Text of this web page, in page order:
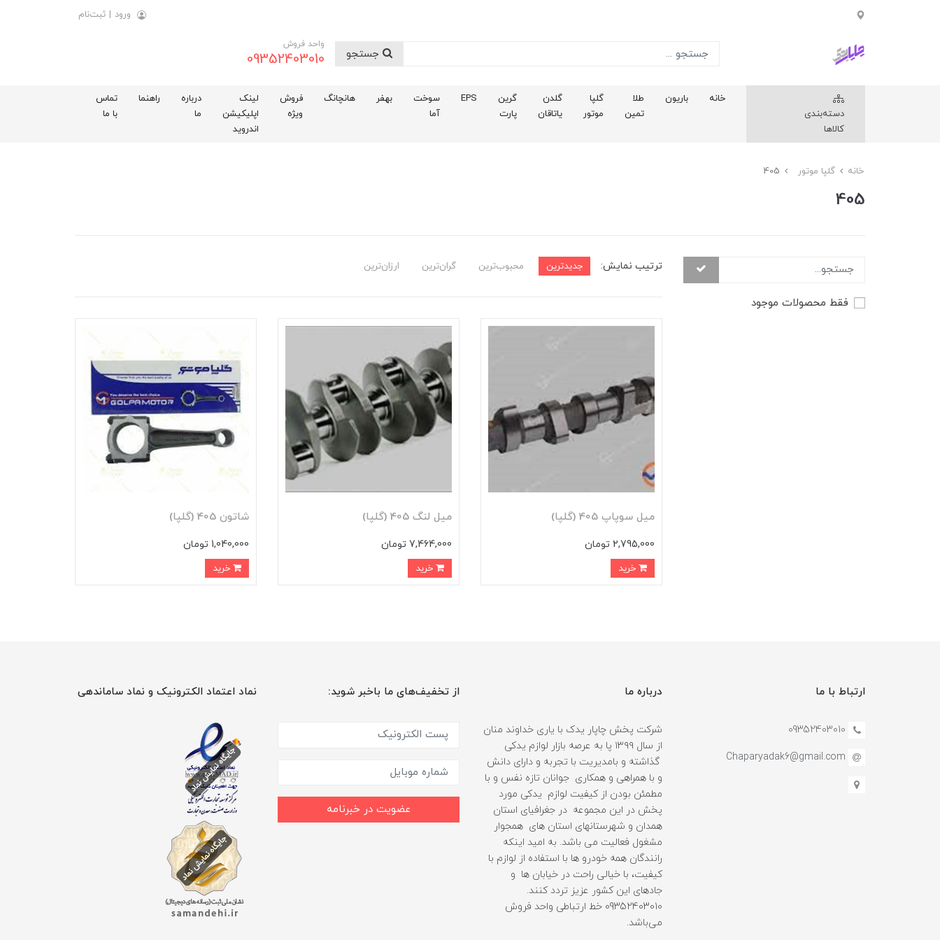
ورود | ثبت‌نام
واحد فروش
09352403010
دسته‌بندی
کالاها
خانه باریون
طلا
تمین
گلپا
موتور
گلدن
یاتاقان
گرین
پارت
EPS
سوخت
آما
بهفر هانچانگ
فروش
ویژه
لینک
اپلیکیشن
اندروید
درباره
ما
راهنما
تماس
با ما
خانه گلپا موتور 405
405
فقط محصولات موجود
ترتیب نمایش: جدیدترین محبوب‌ترین گران‌ترین ارزان‌ترین
میل سوپاپ 405 (گلپا)
2,795,000 تومان
ميل لنگ 405 (گلپا)
7,464,000 تومان
خرید
شاتون 405 (گلپا)
1,040,000 تومان
خرید
ارتباط با ما
09352403010
Chaparyadak6@gmail.com
درباره ما
شرکت پخش چاپار یدک با یاری خداوند منان
از سال ۱۳۹۹ پا به عرصه بازار لوازم یدکی
گذاشته و بامدیریت با تجربه و دارای دانش
و با همراهی و همکاری جوانان تازه نفس و با
مطمئن بودن از کیفیت لوازم یدکی مورد
پخش در این مجموعه در جغرافیای استان
همدان و شهرستانهای استان های همجوار
مشغول فعالیت می باشد. به امید اینکه
رانندگان همه خودرو ها با استفاده از لوازم با
کیفیت، با خیالی راحت در خیابان ها و
جادهای این کشور عزیز تردد کنند.
09352403010 خط ارتباطی واحد فروش
می‌باشد.
از تخفیف‌های ما باخبر شوید:
عضویت در خبرنامه
نماد اعتماد الکترونیک و نماد ساماندهی